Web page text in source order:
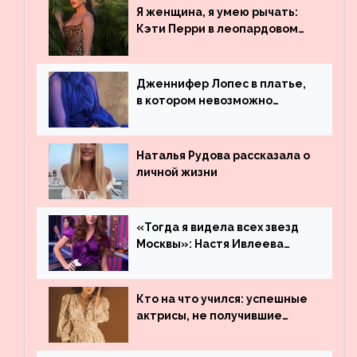
обогнали даже Джастина
Бибера
Я женщина, я умею рычать:
Кэти Перри в леопардовом
Дженнифер Лопес в платье,
в котором невозможно
Наталья Рудова рассказала о
личной жизни
«Тогда я видела всех звезд
Москвы»: Настя Ивлеева
популярности и выложила
архивные фото
Кто на что учился: успешные
актрисы, не получившие